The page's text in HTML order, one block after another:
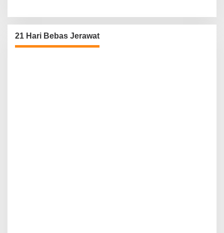
21 Hari Bebas Jerawat